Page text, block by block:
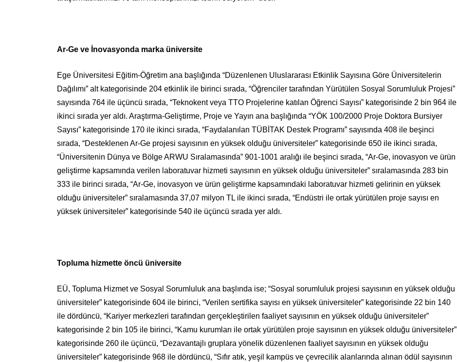
Ar-Ge ve İnovasyonda marka üniversite
Ege Üniversitesi Eğitim-Öğretim ana başlığında “Düzenlenen Uluslararası Etkinlik Sayısına Göre Üniversitelerin
Dağılımı” alt kategorisinde 204 etkinlik ile birinci sırada, “Öğrenciler tarafından Yürütülen Sosyal Sorumluluk Projesi”
sayısında 764 ile üçüncü sırada, “Teknokent veya TTO Projelerine katılan Öğrenci Sayısı” kategorisinde 2 bin 964 ile
ikinci sırada yer aldı. Araştırma-Geliştirme, Proje ve Yayın ana başlığında “YÖK 100/2000 Proje Doktora Bursiyer
Sayısı” kategorisinde 170 ile ikinci sırada, “Faydalanılan TÜBİTAK Destek Programı” sayısında 408 ile beşinci
sırada, “Desteklenen Ar-Ge projesi sayısının en yüksek olduğu üniversiteler” kategorisinde 650 ile ikinci sırada,
“Üniversitenin Dünya ve Bölge ARWU Sıralamasında” 901-1001 aralığı ile beşinci sırada, “Ar-Ge, inovasyon ve ürün
geliştirme kapsamında verilen laboratuvar hizmeti sayısının en yüksek olduğu üniversiteler” sıralamasında 283 bin
333 ile birinci sırada, “Ar-Ge, inovasyon ve ürün geliştirme kapsamındaki laboratuvar hizmeti gelirinin en yüksek
olduğu üniversiteler” sıralamasında 37,07 milyon TL ile ikinci sırada, “Endüstri ile ortak yürütülen proje sayısı en
yüksek üniversiteler” kategorisinde 540 ile üçüncü sırada yer aldı.
Topluma hizmette öncü üniversite
EÜ, Topluma Hizmet ve Sosyal Sorumluluk ana başlında ise; “Sosyal sorumluluk projesi sayısının en yüksek olduğu
üniversiteler” kategorisinde 604 ile birinci, “Verilen sertifika sayısı en yüksek üniversiteler” kategorisinde 22 bin 140
ile dördüncü, “Kariyer merkezleri tarafından gerçekleştirilen faaliyet sayısının en yüksek olduğu üniversiteler”
kategorisinde 2 bin 105 ile birinci, “Kamu kurumları ile ortak yürütülen proje sayısının en yüksek olduğu üniversiteler”
kategorisinde 260 ile üçüncü, “Dezavantajlı gruplara yönelik düzenlenen faaliyet sayısının en yüksek olduğu
üniversiteler” kategorisinde 968 ile dördüncü, “Sıfır atık, yeşil kampüs ve çevrecilik alanlarında alınan ödül sayısının